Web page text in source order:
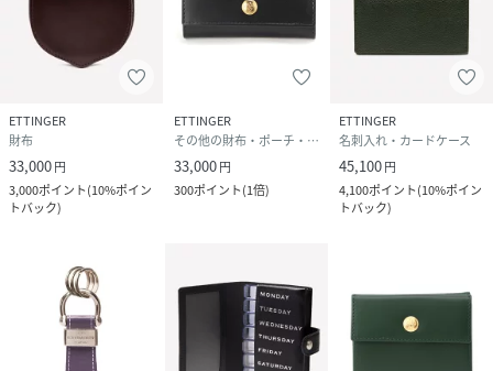
ETTINGER
財布
33,000円
3,000ポイント(10%ポイン
トバック)
ETTINGER
その他の財布・ポーチ・ケース
33,000円
300ポイント(1倍)
ETTINGER
名刺入れ・カードケース
45,100円
4,100ポイント(10%ポイン
トバック)